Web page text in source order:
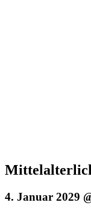
4. Januar 2029